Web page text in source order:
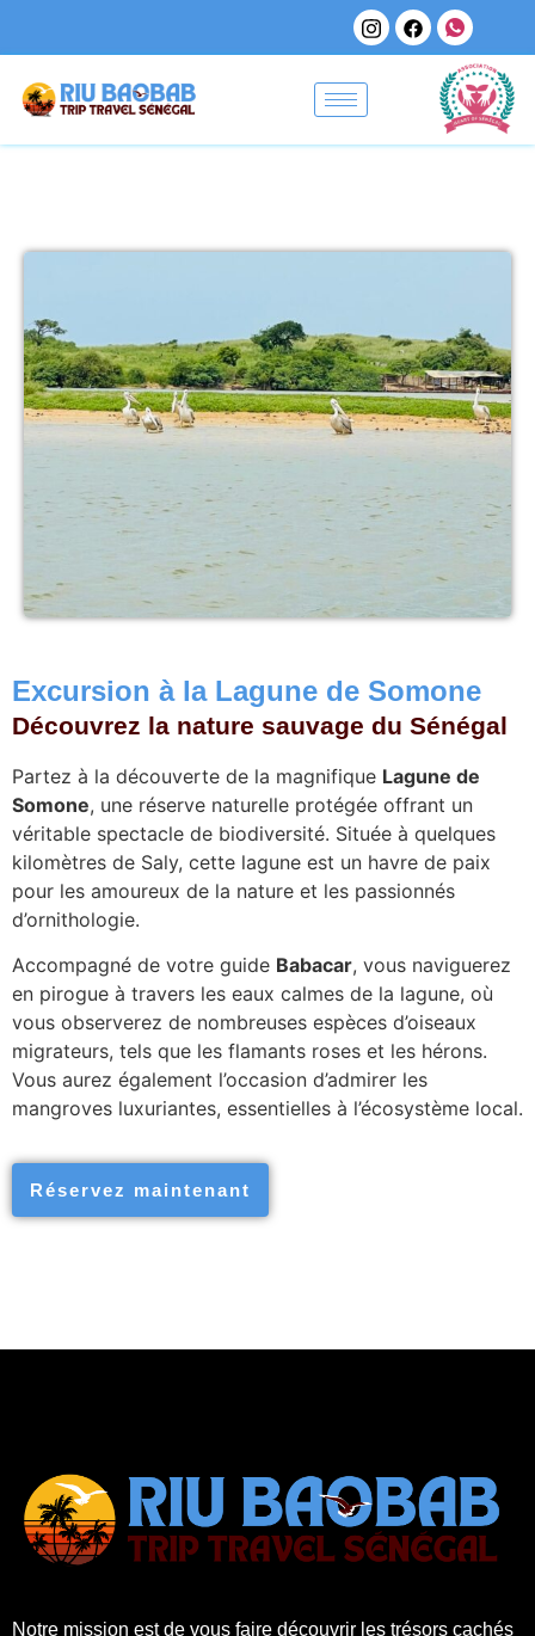
Excursion à la Lagune de Somone
Découvrez la nature sauvage du Sénégal
Partez à la découverte de la magnifique Lagune de
Somone, une réserve naturelle protégée offrant un
véritable spectacle de biodiversité. Située à quelques
kilomètres de Saly, cette lagune est un havre de paix
pour les amoureux de la nature et les passionnés
d’ornithologie.
Accompagné de votre guide Babacar, vous naviguerez
en pirogue à travers les eaux calmes de la lagune, où
vous observerez de nombreuses espèces d’oiseaux
migrateurs, tels que les flamants roses et les hérons.
Vous aurez également l’occasion d’admirer les
mangroves luxuriantes, essentielles à l’écosystème local.
Réservez maintenant
Notre mission est de vous faire découvrir les trésors cachés